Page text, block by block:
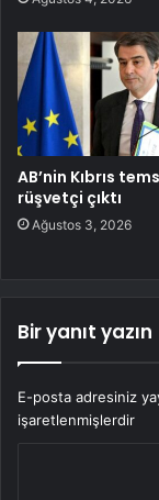
AB’nin Kıbrıs
rüşvetçi çıktı
Ağustos 3, 2026
Bir yanıt yazın
E-posta adresiniz
işaretlenmişlerdir